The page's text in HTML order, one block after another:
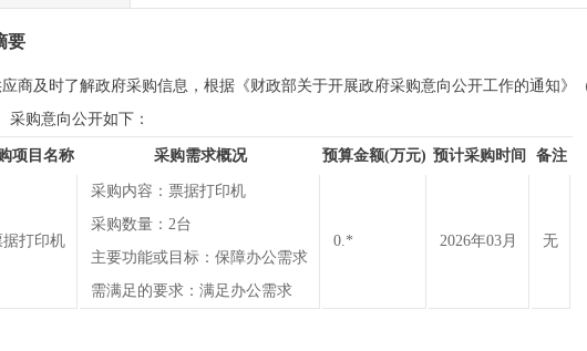
要
商及时了解政府采购信息，根据《财政部关于开展政府采购意向公开工作的通知》
采购意向公开如下：
项目名称 采购需求概况 预算金额(万元) 预计采购时间 备注
据打印机
采购内容：票据打印机
采购数量：2台
主要功能或目标：保障办公需求
需满足的要求：满足办公需求
0.* 2026年03月 无